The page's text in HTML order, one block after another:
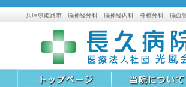
兵庫県姫路市 脳神経外科 脳神経内科 脊椎外科 脳